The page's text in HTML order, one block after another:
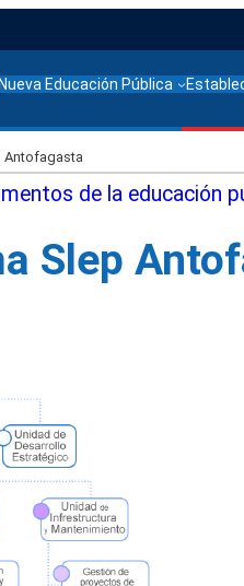
Educación Pública
Antofagasta
de la educación
Slep